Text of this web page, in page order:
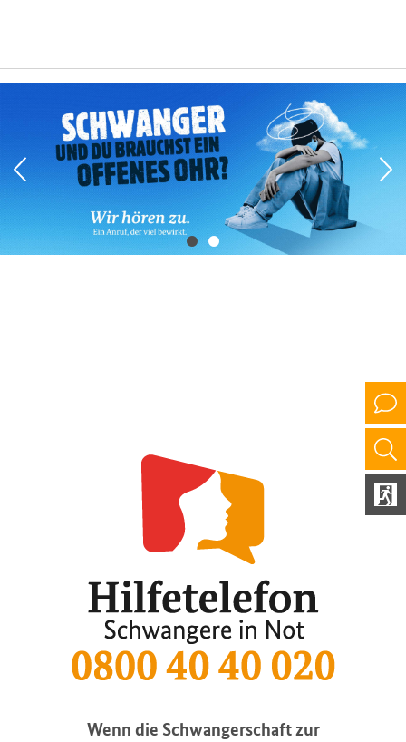
Wenn die Schwangerschaft zur